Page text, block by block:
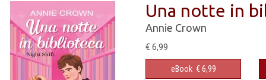
Una notte in
Annie Crown
€ 6,99
eBook € 6,99